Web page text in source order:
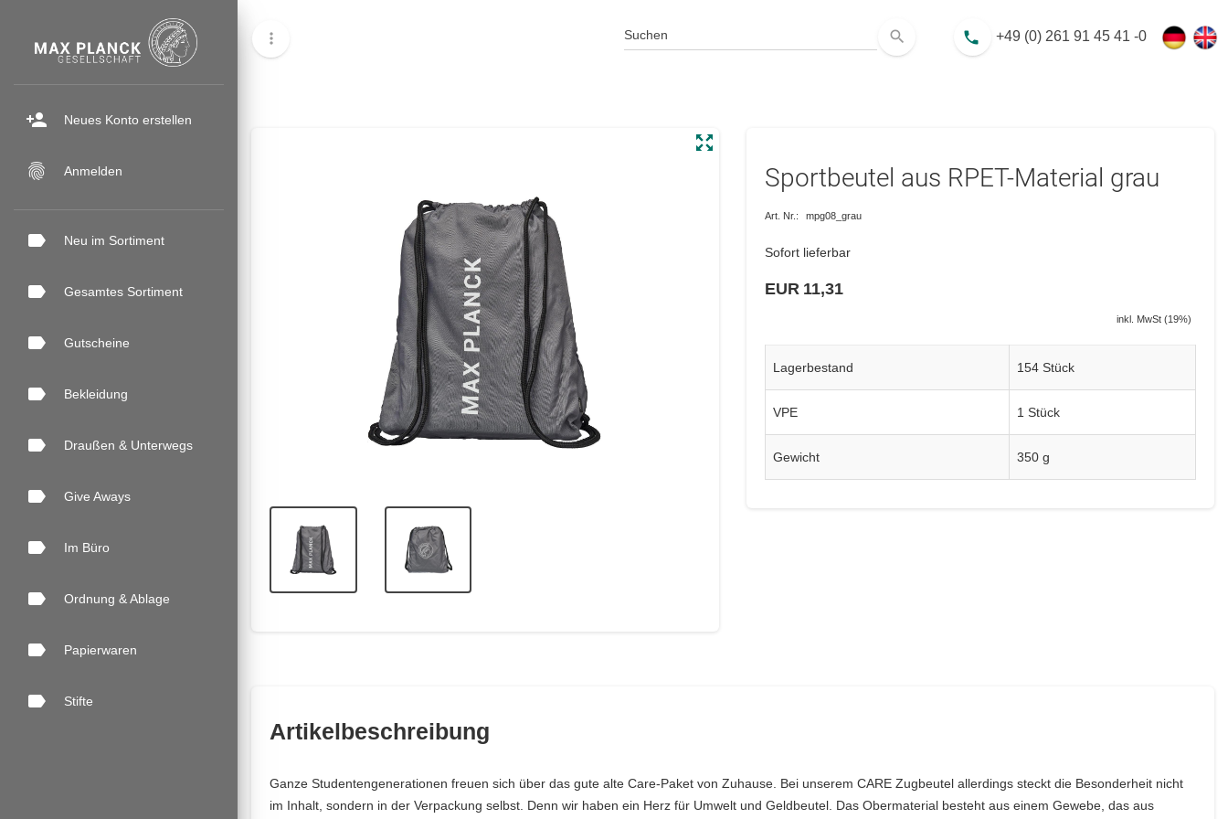
person_add Neues Konto erstellen
fingerprint Anmelden
label Neu im Sortiment
label Gesamtes Sortiment
label Gutscheine
label Bekleidung
label Draußen & Unterwegs
label Give Aways
label Im Büro
label Ordnung & Ablage
label Papierwaren
label Stifte
more_vert search phone +49 (0) 261 91 45 41 -0
Sportbeutel aus RPET-Material grau
Art. Nr.: mpg08_grau
Sofort lieferbar
EUR 11,31
inkl. MwSt (19%)
Lagerbestand 154 Stück
VPE 1 Stück
Gewicht 350 g
Artikelbeschreibung
Ganze Studentengenerationen freuen sich über das gute alte Care-Paket von Zuhause. Bei unserem CARE Zugbeutel allerdings steckt die Besonderheit nicht
im Inhalt, sondern in der Verpackung selbst. Denn wir haben ein Herz für Umwelt und Geldbeutel. Das Obermaterial besteht aus einem Gewebe, das aus